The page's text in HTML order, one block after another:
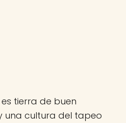
tierra de buen
una cultura del tapeo